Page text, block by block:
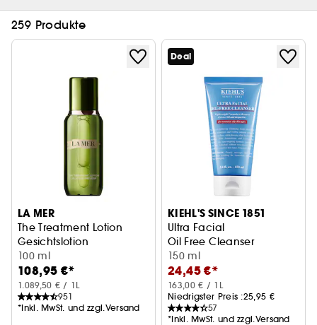
259 Produkte
LA MER
The Treatment Lotion
Gesichtslotion
100 ml
108,95 €*
1.089,50 € / 1L
951
*Inkl. MwSt. und zzgl.Versand
Deal
KIEHL'S SINCE 1851
Ultra Facial
Oil Free Cleanser
150 ml
24,45 €*
163,00 € / 1L
Niedrigster Preis :25,95 €
57
*Inkl. MwSt. und zzgl.Versand